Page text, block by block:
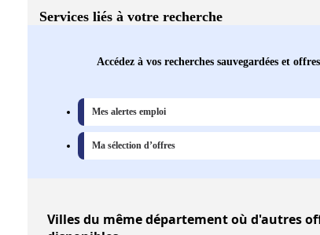
Services liés à votre recherche
Accédez à vos recherches sauvegardées et
Mes alertes emploi
Ma sélection d’offres
Villesdu même département où d'autres